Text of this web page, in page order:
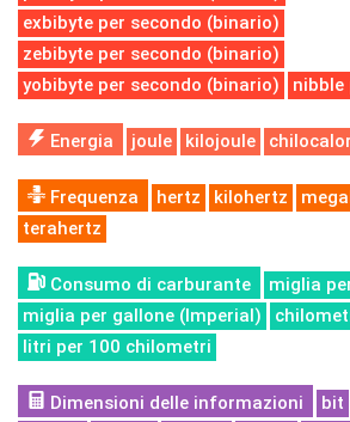
exbibyte per secondo (binario)
zebibyte per secondo (binario)
yobibyte per secondo (binario)
nibble
Energia joule kilojoule
Frequenza hertz kilohertz
terahertz
Consumo di carburante
miglia
miglia per gallone (Imperial)
litri per 100 chilometri
Dimensioni delle informazioni bit